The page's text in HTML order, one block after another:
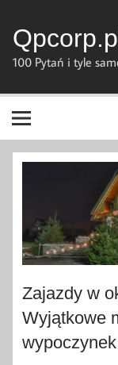
content
100 Pytań i tyle
Zajazdy w
Wyjątkowe
wypoczynek